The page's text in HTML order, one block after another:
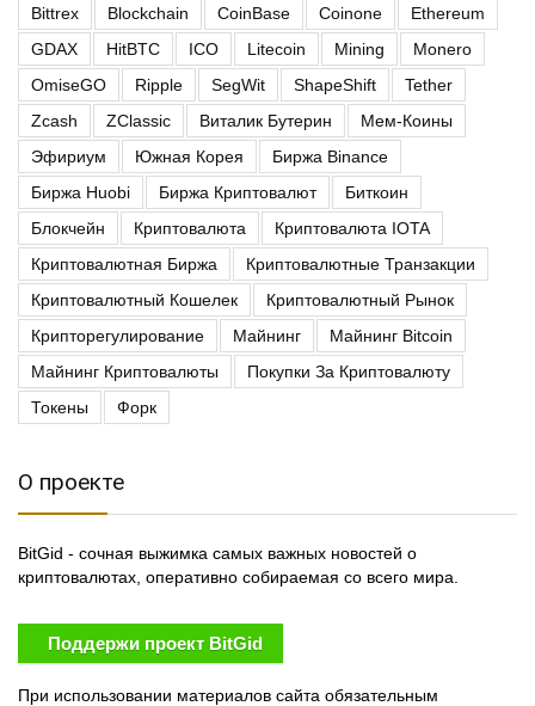
Bittrex
Blockchain CoinBase Coinone
Ethereum
GDAX
HitBTC ICO Litecoin Mining
Monero
OmiseGO
Ripple SegWit ShapeShift
Tether
Zcash
ZClassic Виталик Бутерин
Мем-Коины
Эфириум
Южная Корея
Биржа Binance
Биржа Huobi
Биржа Криптовалют
Биткоин
Блокчейн
Криптовалюта
Криптовалюта IOTA
Криптовалютная Биржа
Криптовалютные Транзакции
Криптовалютный Кошелек
Криптовалютный Рынок
Крипторегулирование
Майнинг
Майнинг Bitcoin
Майнинг Криптовалюты
Покупки За Криптовалюту
Токены
Форк
О проекте
BitGid - сочная выжимка самых важных новостей о
криптовалютах, оперативно собираемая со всего мира.
Поддержи проект BitGid
При использовании материалов сайта обязательным